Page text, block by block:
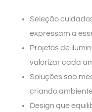
Seleção
expressam a
Projetos de
valorizar cada
Soluções sob
criando
Design que